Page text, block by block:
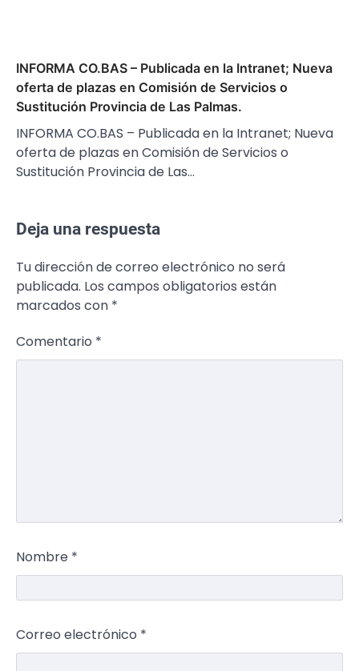
INFORMA CO.BAS – Publicada en la Intranet; Nueva
oferta de plazas en Comisión de Servicios o
Sustitución Provincia de Las Palmas.
INFORMA CO.BAS – Publicada en la Intranet; Nueva
oferta de plazas en Comisión de Servicios o
Sustitución Provincia de Las…
Deja una respuesta
Tu dirección de correo electrónico no será
publicada. Los campos obligatorios están
marcados con *
Comentario *
Nombre *
Correo electrónico *